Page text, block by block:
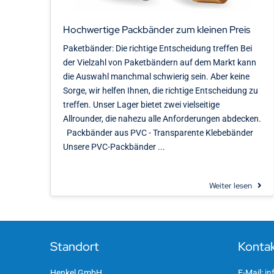
Hochwertige Packbänder zum kleinen Preis
Paketbänder: Die richtige Entscheidung treffen Bei
der Vielzahl von Paketbändern auf dem Markt kann
die Auswahl manchmal schwierig sein. Aber keine
Sorge, wir helfen Ihnen, die richtige Entscheidung zu
treffen. Unser Lager bietet zwei vielseitige
Allrounder, die nahezu alle Anforderungen abdecken.
Packbänder aus PVC - Transparente Klebebänder
Unsere PVC-Packbänder ...
Weiter lesen
Standort